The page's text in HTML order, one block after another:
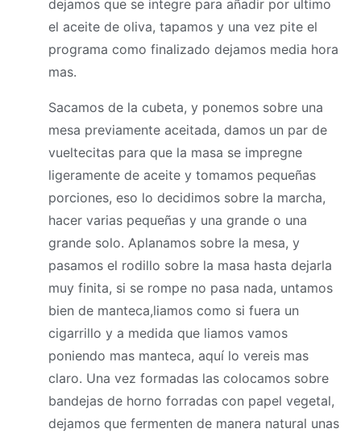
dejamos que se integre para añadir por ultimo
el aceite de oliva, tapamos y una vez pite el
programa como finalizado dejamos media hora
mas.
Sacamos de la cubeta, y ponemos sobre una
mesa previamente aceitada, damos un par de
vueltecitas para que la masa se impregne
ligeramente de aceite y tomamos pequeñas
porciones, eso lo decidimos sobre la marcha,
hacer varias pequeñas y una grande o una
grande solo. Aplanamos sobre la mesa, y
pasamos el rodillo sobre la masa hasta dejarla
muy finita, si se rompe no pasa nada, untamos
bien de manteca,liamos como si fuera un
cigarrillo y a medida que liamos vamos
poniendo mas manteca, aquí lo vereis mas
claro. Una vez formadas las colocamos sobre
bandejas de horno forradas con papel vegetal,
dejamos que fermenten de manera natural unas